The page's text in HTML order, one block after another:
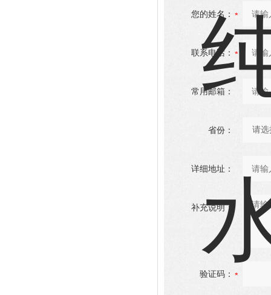
您的姓名：
联系电话：
常用邮箱：
省份：
详细地址：
补充说明：
验证码：